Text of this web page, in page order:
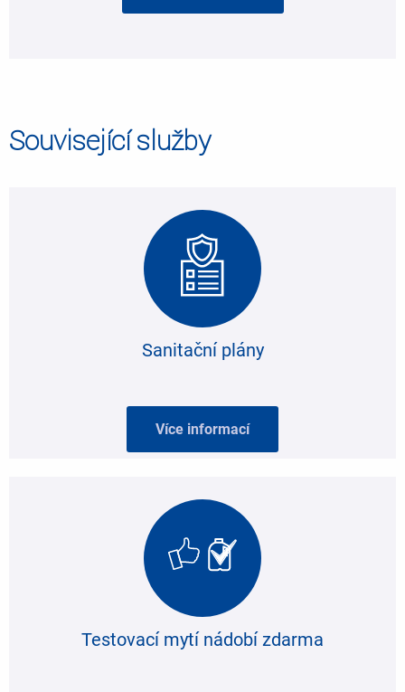
Související služby
Sanitační plány
Více informací
Testovací mytí nádobí zdarma